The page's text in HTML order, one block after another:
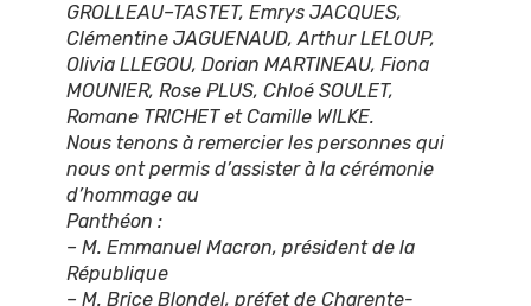
GROLLEAU–TASTET, Emrys JACQUES,
Clémentine JAGUENAUD, Arthur LELOUP,
Olivia LLEGOU, Dorian MARTINEAU, Fiona
MOUNIER, Rose PLUS, Chloé SOULET,
Romane TRICHET et Camille WILKE.
Nous tenons à remercier les personnes qui
nous ont permis d’assister à la cérémonie
d’hommage au
Panthéon :
– M. Emmanuel Macron, président de la
République
– M. Brice Blondel, préfet de Charente-